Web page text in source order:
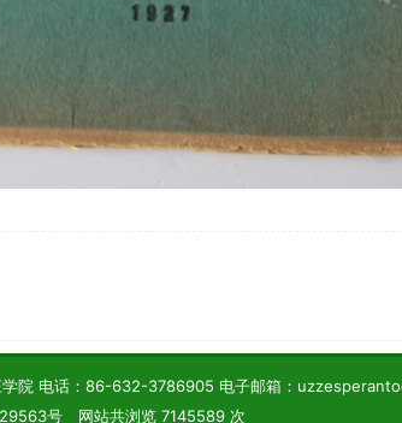
院 电话：86-632-3786905 电子邮箱：
号 网站共浏览 7145589 次